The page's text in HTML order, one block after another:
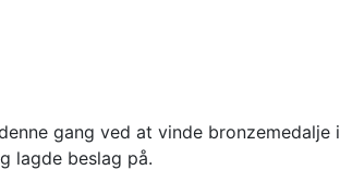
gang ved at vinde bronzemedalje i
lagde beslag på.